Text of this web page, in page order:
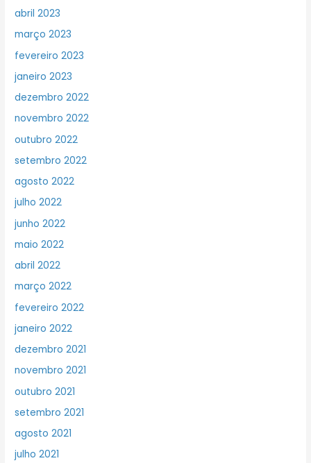
abril 2023
março 2023
fevereiro 2023
janeiro 2023
dezembro 2022
novembro 2022
outubro 2022
setembro 2022
agosto 2022
julho 2022
junho 2022
maio 2022
abril 2022
março 2022
fevereiro 2022
janeiro 2022
dezembro 2021
novembro 2021
outubro 2021
setembro 2021
agosto 2021
julho 2021